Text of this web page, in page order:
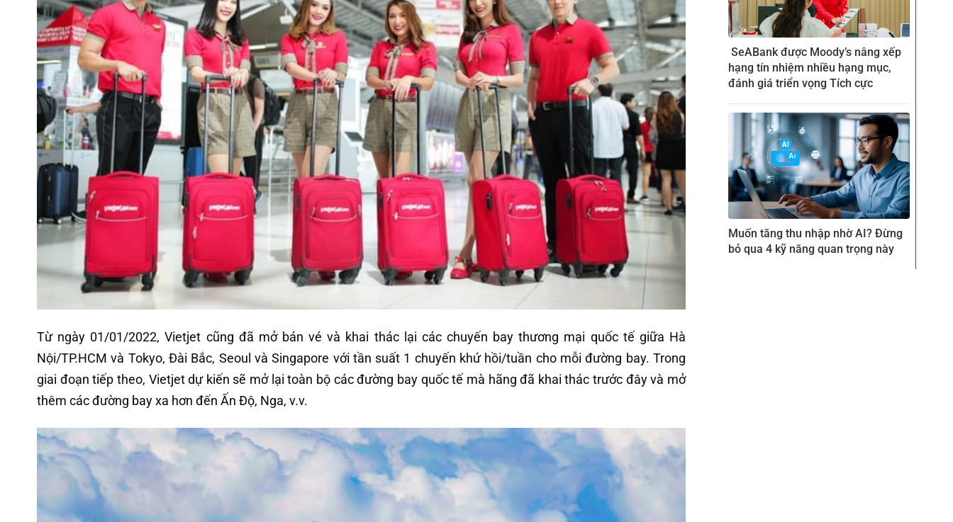
Từ ngày 01/01/2022, Vietjet cũng đã mở bán vé và khai thác lại các chuyến bay thương mại quốc tế giữa Hà
Nội/TP.HCM và Tokyo, Đài Bắc, Seoul và Singapore với tần suất 1 chuyến khứ hồi/tuần cho mỗi đường bay. Trong
giai đoạn tiếp theo, Vietjet dự kiến sẽ mở lại toàn bộ các đường bay quốc tế mà hãng đã khai thác trước đây và mở
thêm các đường bay xa hơn đến Ấn Độ, Nga, v.v.
SeABank được Moody’s nâng xếp
hạng tín nhiệm nhiều hạng mục,
đánh giá triển vọng Tích cực
Muốn tăng thu nhập nhờ AI? Đừng
bỏ qua 4 kỹ năng quan trọng này